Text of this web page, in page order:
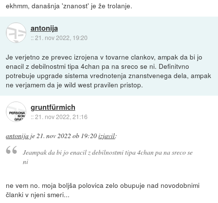
ekhmm, današnja 'znanost' je že trolanje.
antonija
::21. nov 2022, 19:20
Je verjetno ze prevec izrojena v tovarne clankov, ampak da bi jo
enacil z debilnostmi tipa 4chan pa na sreco se ni. Definitvno
potrebuje upgrade sistema vrednotenja znanstvenega dela, ampak
ne verjamem da je wild west pravilen pristop.
gruntfürmich
::21. nov 2022, 21:16
antonija je21. nov 2022 ob 19:20izjavil:
Jeampak da bi jo enacil z debilnostmi tipa 4chan pa na sreco se
ni
ne vem no. moja boljša polovica zelo obupuje nad novodobnimi
članki v njeni smeri...